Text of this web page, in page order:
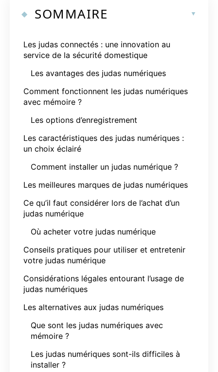
SOMMAIRE
Les judas connectés : une innovation au
service de la sécurité domestique
Les avantages des judas numériques
Comment fonctionnent les judas numériques
avec mémoire ?
Les options d’enregistrement
Les caractéristiques des judas numériques :
un choix éclairé
Comment installer un judas numérique ?
Les meilleures marques de judas numériques
Ce qu’il faut considérer lors de l’achat d’un
judas numérique
Où acheter votre judas numérique
Conseils pratiques pour utiliser et entretenir
votre judas numérique
Considérations légales entourant l’usage de
judas numériques
Les alternatives aux judas numériques
Que sont les judas numériques avec
mémoire ?
Les judas numériques sont-ils difficiles à
installer ?